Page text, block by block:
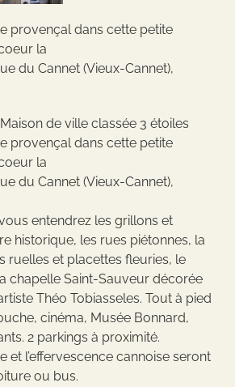
provençal dans cette petite
la
du Cannet (Vieux-Cannet),
de ville classée 3 étoiles
provençal dans cette petite
la
du Cannet (Vieux-Cannet),
entendrez les grillons et
historique, les rues piétonnes, la
ruelles et placettes fleuries, le
chapelle Saint-Sauveur décorée
Théo Tobiasseles. Tout à pied
cinéma, Musée Bonnard,
2 parkings à proximité.
et l’effervescence cannoise seront
ou bus.